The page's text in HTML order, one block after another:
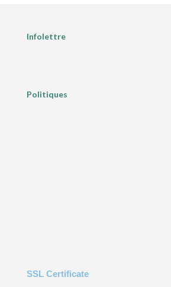
Infolettre
Politiques
SSL Certificate